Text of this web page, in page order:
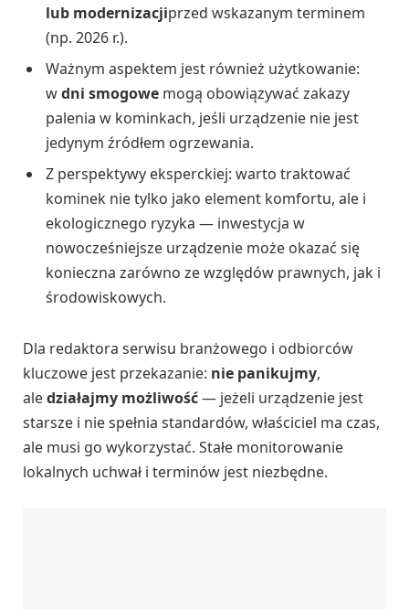
lub modernizacjiprzed wskazanym terminem
(np. 2026 r.).
Ważnym aspektem jest również użytkowanie:
wdni smogowe mogą obowiązywać zakazy
palenia w kominkach, jeśli urządzenie nie jest
jedynym źródłem ogrzewania.
Z perspektywy eksperckiej: warto traktować
kominek nie tylko jako element komfortu, ale i
ekologicznego ryzyka — inwestycja w
nowocześniejsze urządzenie może okazać się
konieczna zarówno ze względów prawnych, jak i
środowiskowych.
Dla redaktora serwisu branżowego i odbiorców
kluczowe jest przekazanie: nie panikujmy,
aledziałajmy możliwość— jeżeli urządzenie jest
starsze i nie spełnia standardów, właściciel ma czas,
ale musi go wykorzystać. Stałe monitorowanie
lokalnych uchwał i terminów jest niezbędne.